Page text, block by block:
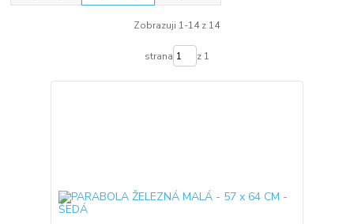
Zobrazuji 1-14 z 14
strana z 1